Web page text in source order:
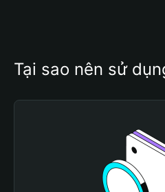
Tại sao nên sử